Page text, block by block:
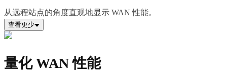
从远程站点的角度直观地显示 WAN 性能。
查看更少
量化 WAN 性能